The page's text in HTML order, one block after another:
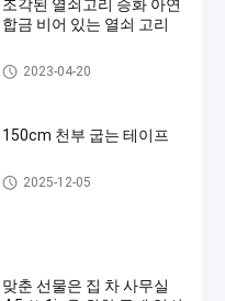
조각된 열쇠고리 승화 아연
합금 비어 있는 열쇠 고리
나무로 된 열쇠고리 조각
2023-04-20
150cm 천부 굽는 테이프
개폐식 줄자
2025-12-05
맞춘 선물은 집 차 사무실